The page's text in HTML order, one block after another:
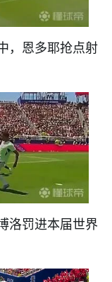
，恩多耶抢点射
洛罚进本届世界